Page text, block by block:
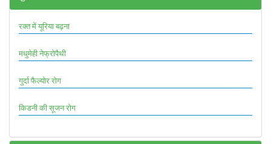
रक्त में यूरिया बढ़ना
मधुमेही नेफ्रोपैथी
गुर्दा फैल्योर रोग
किडनी की सूजन रोग